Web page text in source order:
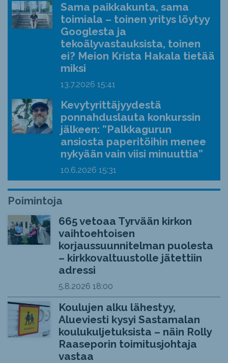
Sama paikkakunta, sama
toimiala – toinen yritys löytyy
Googlesta ja
tekoälyvastauksista, toinen
ei? Meion Krista Hakala tietää
miksi
13.7.2026 15:41
Kevytyrittäjyydestä
ponnahduslauta konkurssin
jälkeen: ”Palkkagurun
ansiosta paperitöihin menee
nykyään vain viisi minuuttia”
10.6.2026 15:31
Poimintoja
665 vetoaa Tyrvään kirkon
vaihtoehtoisen
korjaussuunnitelman puolesta
– kirkkovaltuustolle jätettiin
adressi
5.8.2026 18:00
Koulujen alku lähestyy,
Alueviesti kysyi Sastamalan
koulukuljetuksista – näin Rolly
Raaseporin toimitusjohtaja
vastaa